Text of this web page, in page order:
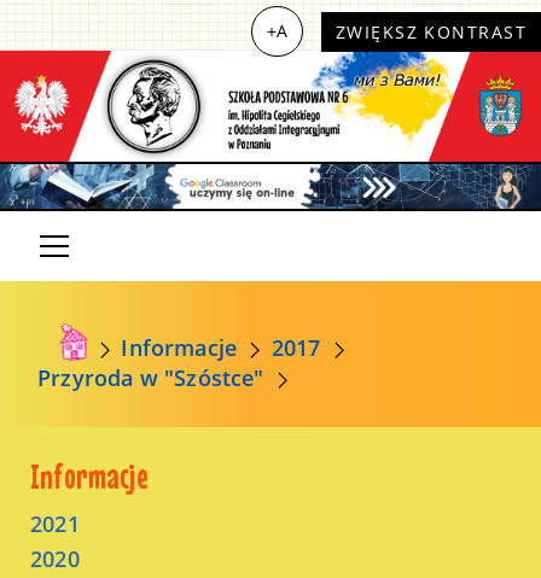
+A ZWIĘKSZ KONTRAST
Informacje
2017
Przyroda w "Szóstce"
Informacje
2021
2020